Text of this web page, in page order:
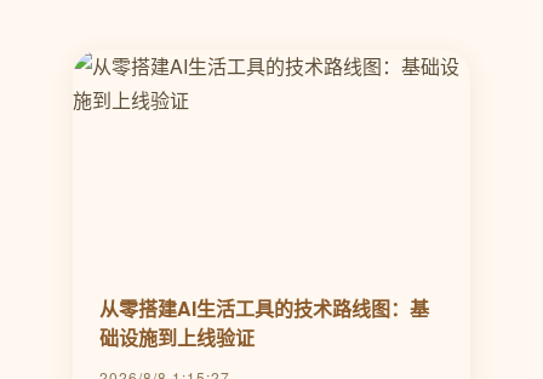
从零搭建AI生活工具的技术路线图：基
础设施到上线验证